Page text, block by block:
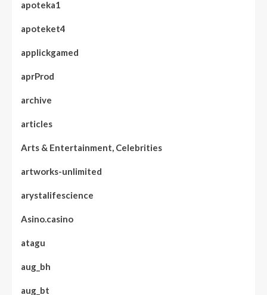
apoteka1
apoteket4
applickgamed
aprProd
archive
articles
Arts & Entertainment, Celebrities
artworks-unlimited
arystalifescience
Asino.casino
atagu
aug_bh
aug_bt